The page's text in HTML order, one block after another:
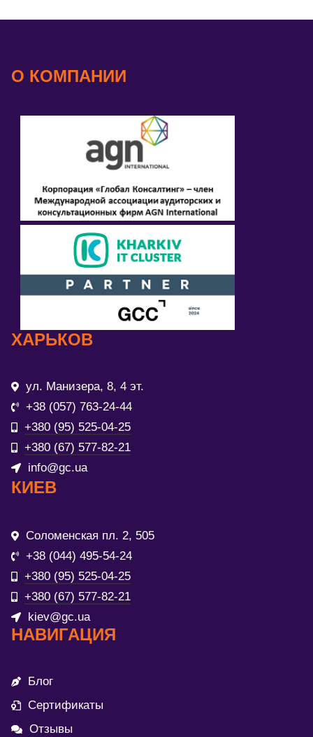
О КОМПАНИИ
ХАРЬКОВ
ул. Манизера, 8, 4 эт.
+38 (057) 763-24-44
+380 (95) 525-04-25
+380 (67) 577-82-21
info@gc.ua
КИЕВ
Соломенская пл. 2, 505
+38 (044) 495-54-24
+380 (95) 525-04-25
+380 (67) 577-82-21
kiev@gc.ua
НАВИГАЦИЯ
Блог
Сертификаты
Отзывы